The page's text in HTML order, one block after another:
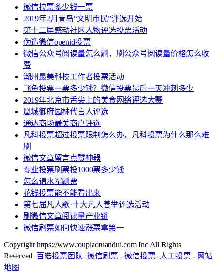
微信拉票多少钱一票
2019年2月青岛“文明市民”评选开始
第十二届感动社区人物评选投票活动
伪造微信openid投票
微信公众号阅读量怎么刷，刷公众号阅读量价格怎么收
费
潮州最美科技工作者投票活动
飞鱼投票一票多少钱？微信投票最后一天冲刺多少
2019年北京市舌尖上的美食网络评选大赛
凰城御府园林代言人评选
通达商场最美商户评选
凡科投票超过投票限制怎么办，凡科投票为什么那么难
刷
微信文章留言点赞神器
专业投票刷票投1000票多少钱
怎么请水军刷票
花钱投票能不能看出来
第七届凡人歌·十大凡人善举评选活动
刷微信文章阅读量产业链
微信刷票如何快速涨票拿第一
Copyright https://www.toupiaotuandui.com Inc All Rights
Reserved. 百皓投票团队- 微信刷票 - 微信投票- 人工投票 - 网站
地图